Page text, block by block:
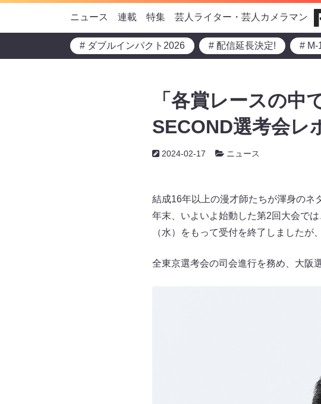
ニュース 連載 特集 芸人ライター・芸人カメラマン
# ダブルインパクト2026 # 配信延長決定! # M-
「各賞レースの中
SECOND選考会レ
2024-02-17 ニュース
結成16年以上の漫才師たちが渾身のネ
年末、いよいよ始動した第2回大会で
（水）をもって受付を終了しましたが
全東京選考会の司会進行を務め、大阪